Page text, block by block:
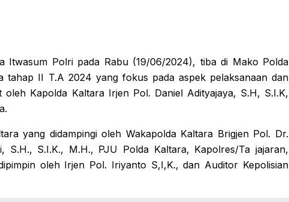
Itwasum Polri pada Rabu (19/06/2024), tiba di Mako Polda
tahap II T.A 2024 yang fokus pada aspek pelaksanaan dan
oleh Kapolda Kaltara Irjen Pol. Daniel Adityajaya, S.H, S.I.K,
yang didampingi oleh Wakapolda Kaltara Brigjen Pol. Dr.
S.H., S.I.K., M.H., PJU Polda Kaltara, Kapolres/Ta jajaran,
oleh Irjen Pol. Iriyanto S,I,K., dan Auditor Kepolisian